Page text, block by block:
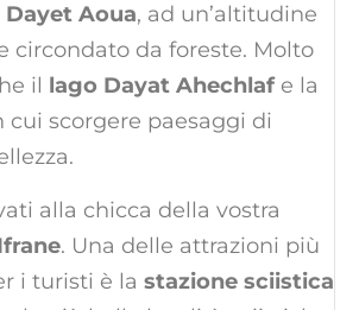
Dayet Aoua, ad un’altitudine
circondato da foreste. Molto
il lago Dayat Ahechlafe la
cui scorgere paesaggi di
alla chicca della vostra
. Una delle attrazioni più
i turisti è la stazione sciistica